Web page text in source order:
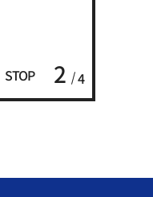
を表示
ライドを表示
STOP 2 4